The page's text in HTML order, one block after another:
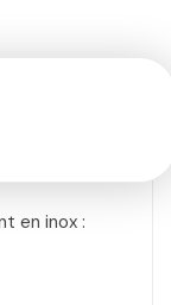
en inox :